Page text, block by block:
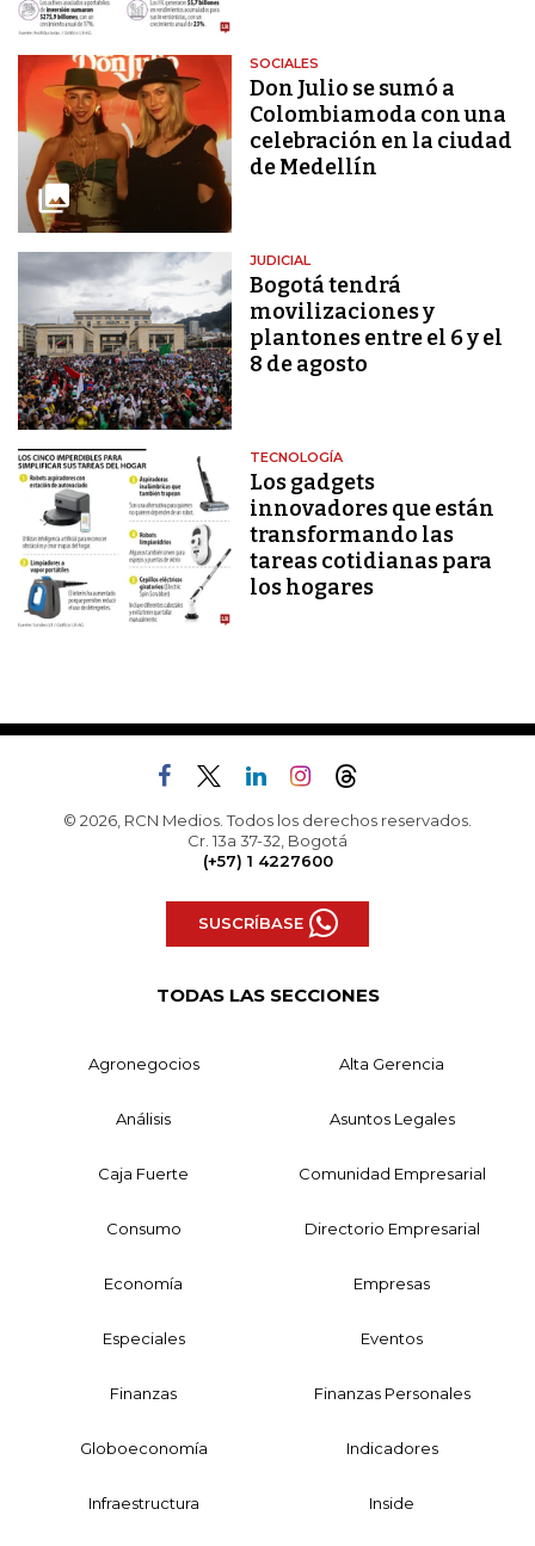
SOCIALES
Don Julio se sumó a
Colombiamoda con una
celebración en la ciudad
de Medellín
JUDICIAL
Bogotá tendrá
movilizaciones y
plantones entre el 6 y el
8 de agosto
TECNOLOGÍA
Los gadgets
innovadores que están
transformando las
tareas cotidianas para
los hogares
© 2026, RCN Medios. Todos los derechos reservados.
Cr. 13a 37-32, Bogotá
(+57) 1 4227600
SUSCRÍBASE
TODAS LAS SECCIONES
Agronegocios Alta Gerencia
Análisis Asuntos Legales
Caja Fuerte Comunidad Empresarial
Consumo Directorio Empresarial
Economía Empresas
Especiales Eventos
Finanzas Finanzas Personales
Globoeconomía Indicadores
Infraestructura Inside